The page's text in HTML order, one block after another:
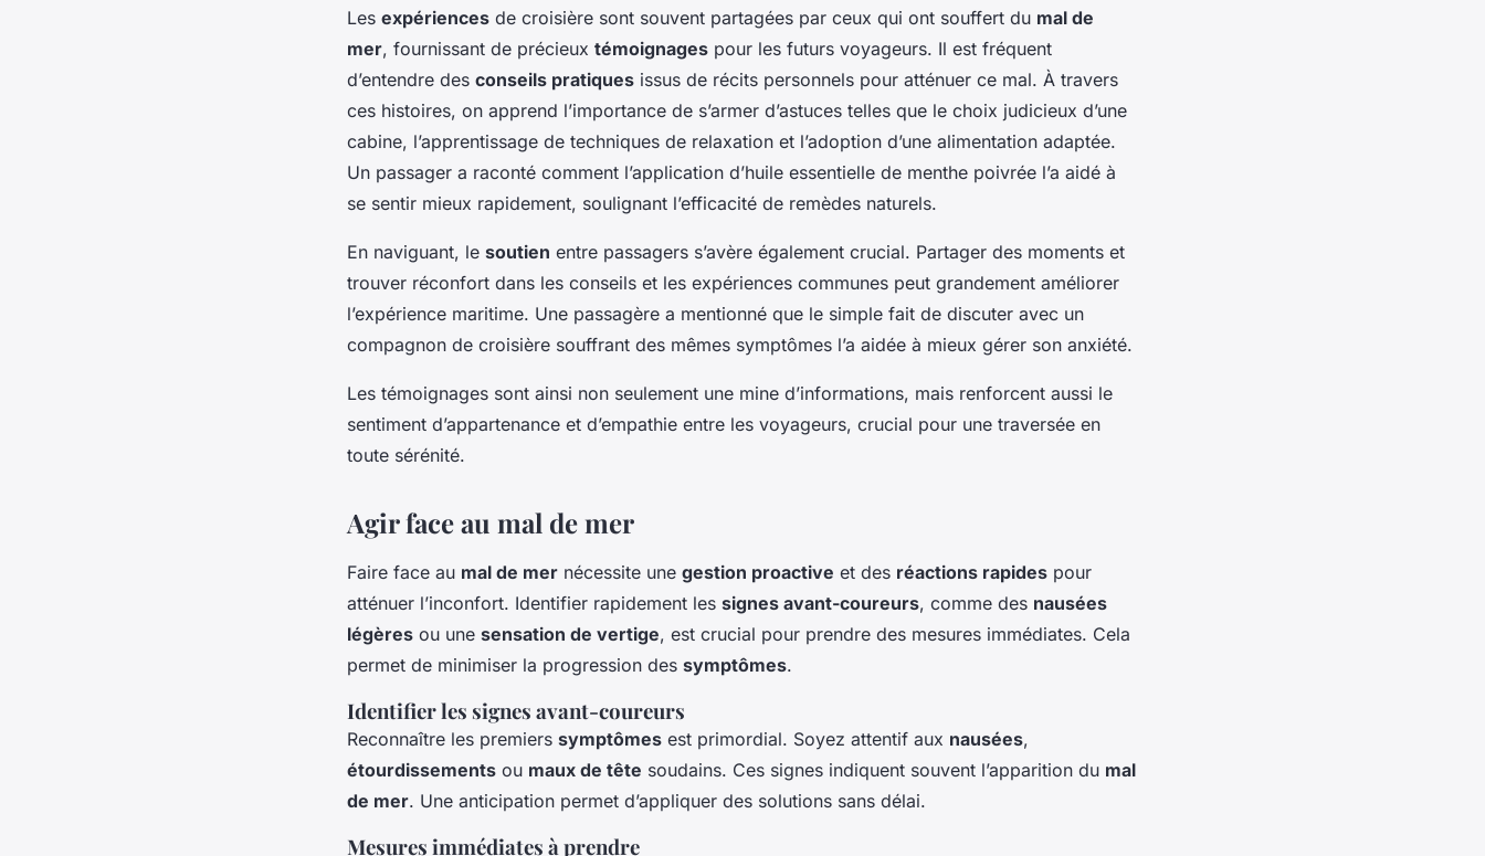
Les expériences de croisière sont souvent partagées par ceux qui ont souffert du mal de
mer, fournissant de précieux témoignages pour les futurs voyageurs. Il est fréquent
d’entendre des conseils pratiques issus de récits personnels pour atténuer ce mal. À travers
ces histoires, on apprend l’importance de s’armer d’astuces telles que le choix judicieux d’une
cabine, l’apprentissage de techniques de relaxation et l’adoption d’une alimentation adaptée.
Un passager a raconté comment l’application d’huile essentielle de menthe poivrée l’a aidé à
se sentir mieux rapidement, soulignant l’efficacité de remèdes naturels.
En naviguant, le soutien entre passagers s’avère également crucial. Partager des moments et
trouver réconfort dans les conseils et les expériences communes peut grandement améliorer
l’expérience maritime. Une passagère a mentionné que le simple fait de discuter avec un
compagnon de croisière souffrant des mêmes symptômes l’a aidée à mieux gérer son anxiété.
Les témoignages sont ainsi non seulement une mine d’informations, mais renforcent aussi le
sentiment d’appartenance et d’empathie entre les voyageurs, crucial pour une traversée en
toute sérénité.
Agir face au mal de mer
Faire face au mal de mer nécessite une gestion proactive et des réactions rapides pour
atténuer l’inconfort. Identifier rapidement les signes avant-coureurs, comme des nausées
légères ou une sensation de vertige, est crucial pour prendre des mesures immédiates. Cela
permet de minimiser la progression des symptômes.
Identifier les signes avant-coureurs
Reconnaître les premiers symptômes est primordial. Soyez attentif aux nausées,
étourdissements ou maux de tête soudains. Ces signes indiquent souvent l’apparition du mal
de mer. Une anticipation permet d’appliquer des solutions sans délai.
Mesures immédiates à prendre